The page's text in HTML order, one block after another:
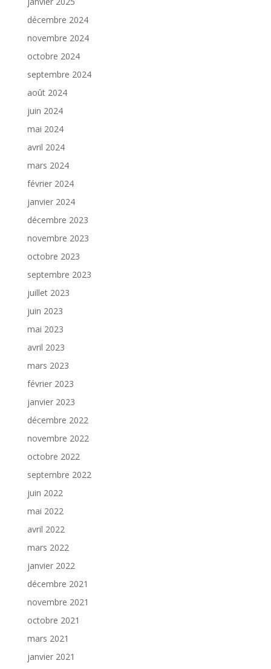
décembre 2024
novembre 2024
octobre 2024
septembre 2024
août 2024
juin 2024
mai 2024
avril 2024
mars 2024
février 2024
janvier 2024
décembre 2023
novembre 2023
octobre 2023
septembre 2023
juillet 2023
juin 2023
mai 2023
avril 2023
mars 2023
février 2023
janvier 2023
décembre 2022
novembre 2022
octobre 2022
septembre 2022
juin 2022
mai 2022
avril 2022
mars 2022
janvier 2022
décembre 2021
novembre 2021
octobre 2021
mars 2021
janvier 2021